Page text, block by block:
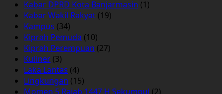
Kabar DPRD Kota Banjarmasin (1)
Kabar Wakil Rakyat (19)
Kampus (34)
Kiprah Pemuda (10)
Kiprah Perempuan (27)
Kuliner (3)
Laka Lantas (4)
Lingkungan (15)
Momen 5 Rajab 1447 H Sekumpul (2)